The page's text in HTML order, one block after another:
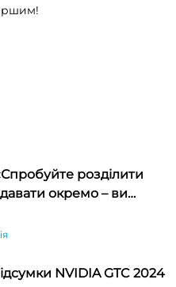
розділити
окремо – ви
NVIDIA GTC 2024